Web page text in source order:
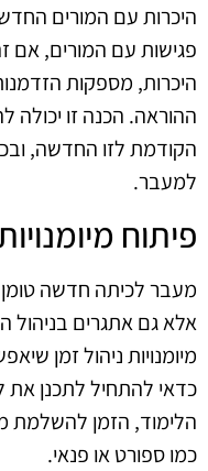
היכרות עם המורים
פגישות עם המורים, אם
היכרות, מספקות
ההוראה. הכנה זו יכולה
הקודמת לזו החדשה,
למעבר.
פיתוח
מעבר לכיתה חדשה
אלא גם אתגרים בניהול
מיומנויות ניהול זמן
כדאי להתחיל לתכנן את
הלימוד, הזמן להשלמת
כמו ספורט או פנאי.